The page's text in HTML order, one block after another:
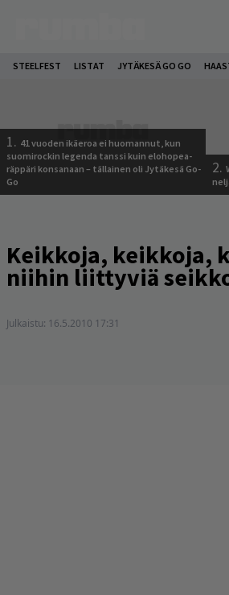
STEELFEST LISTAT JYTÄKESÄ GO GO
1. 41 vuoden ikäeroa ei huomannut, kun
suomirockin legenda tanssi kuin elohopea-
räppäri konsanaan – tällainen oli Jytäkesä Go-
Go
2.
Keikkoja, keikkoja,
niihin liittyviä
Julkaistu: 16.5.2010 17:31